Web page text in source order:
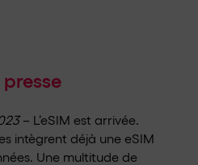
– L’eSIM est arrivée.
intègrent déjà une eSIM
Une multitude de